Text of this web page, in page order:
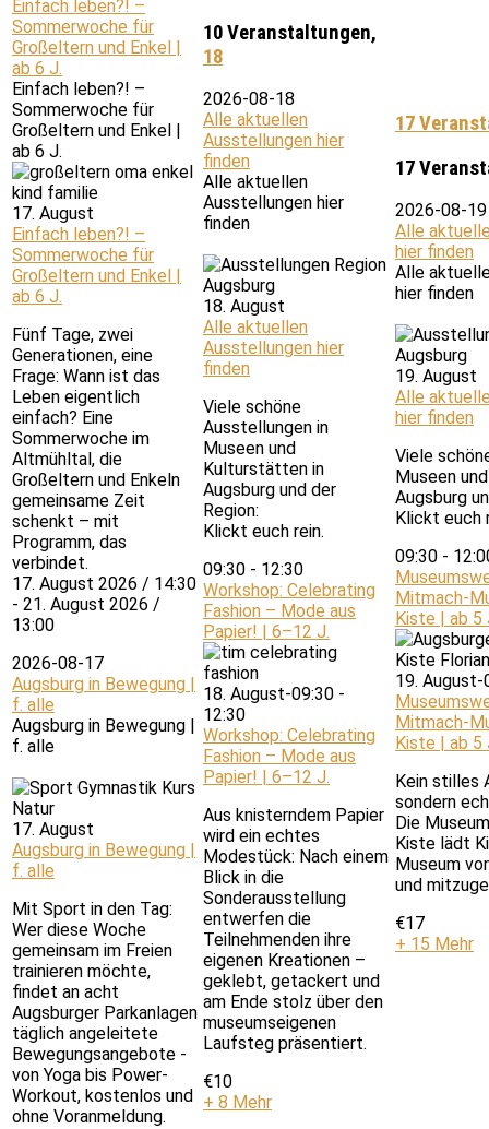
Einfach leben?! –
Sommerwoche für
Großeltern und Enkel |
ab 6 J.
Einfach leben?! –
Sommerwoche für
Großeltern und Enkel |
ab 6 J.
17. August
Einfach leben?! –
Sommerwoche für
Großeltern und Enkel |
ab 6 J.
Fünf Tage, zwei
Generationen, eine
Frage: Wann ist das
Leben eigentlich
einfach? Eine
Sommerwoche im
Altmühltal, die
Großeltern und Enkeln
gemeinsame Zeit
schenkt – mit
Programm, das
verbindet.
17. August 2026 / 14:30
- 21. August 2026 /
13:00
2026-08-17
Augsburg in Bewegung |
f. alle
Augsburg in Bewegung |
f. alle
17. August
Augsburg in Bewegung |
f. alle
Mit Sport in den Tag:
Wer diese Woche
gemeinsam im Freien
trainieren möchte,
findet an acht
Augsburger Parkanlagen
täglich angeleitete
Bewegungsangebote -
von Yoga bis Power-
Workout, kostenlos und
ohne Voranmeldung.
10 Veranstaltungen,
18
2026-08-18
Alle aktuellen
Ausstellungen hier
finden
Alle aktuellen
Ausstellungen hier
finden
18. August
Alle aktuellen
Ausstellungen hier
finden
Viele schöne
Ausstellungen in
Museen und
Kulturstätten in
Augsburg und der
Region:
Klickt euch rein.
09:30 - 12:30
Workshop: Celebrating
Fashion – Mode aus
Papier! | 6–12 J.
18. August-09:30 -
12:30
Workshop: Celebrating
Fashion – Mode aus
Papier! | 6–12 J.
Aus knisterndem Papier
wird ein echtes
Modestück: Nach einem
Blick in die
Sonderausstellung
entwerfen die
Teilnehmenden ihre
eigenen Kreationen –
geklebt, getackert und
am Ende stolz über den
museumseigenen
Laufsteg präsentiert.
€10
+ 8 Mehr
17
17
2026-08-19
Alle
hier finden
Alle
hier finden
19. August
Alle
hier finden
Viele
Museen
Augsburg
Klickt euch
09:30 -
Mitmach-
Kiste | ab 5
19. August-
Mitmach-
Kiste | ab 5
Kein stilles
sondern
Die
Kiste lädt
Museum
und
€17
+ 15 Mehr